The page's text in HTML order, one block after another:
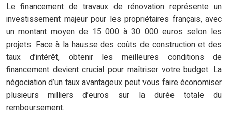
Le financement de travaux de rénovation représente un
investissement majeur pour les propriétaires français, avec
un montant moyen de 15 000 à 30 000 euros selon les
projets. Face à la hausse des coûts de construction et des
taux d’intérêt, obtenir les meilleures conditions de
financement devient crucial pour maîtriser votre budget. La
négociation d’un taux avantageux peut vous faire économiser
plusieurs milliers d’euros sur la durée totale du
remboursement.